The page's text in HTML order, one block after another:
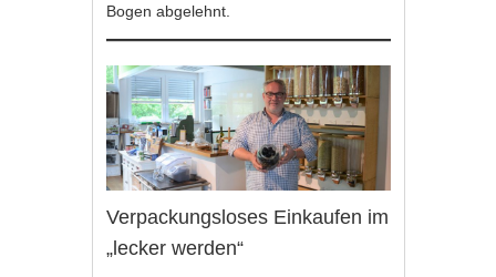
Bogen abgelehnt.
Verpackungsloses Einkaufen im
„lecker werden“